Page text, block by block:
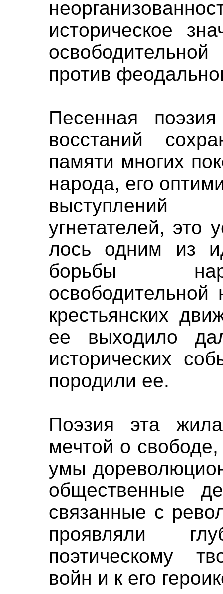
историческое
против
Песенная
восстаний
памяти многих
народа, его
выступлений
угнетателей, это
лось одним из
борьбы
освободительной
крестьянских
ее выходило
исторических
породили ее.
Поэзия эта
мечтой о
умы
общественные
связанные с
проявляли
поэтическому
войн и к его